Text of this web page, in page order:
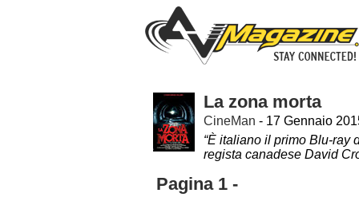
La zona morta
CineMan - 17 Gennaio
“È italiano il primo Blu-ray
regista canadese David
Pagina 1 -